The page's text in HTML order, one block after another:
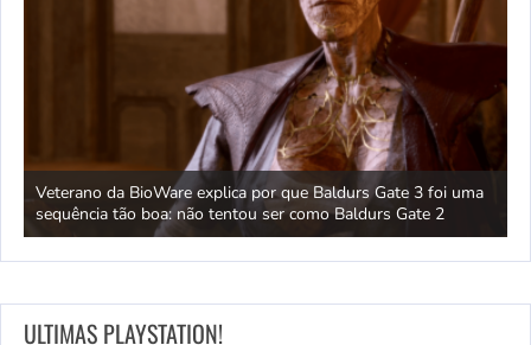
Veterano da BioWare explica por que Baldurs Gate 3 foi uma
sequência tão boa: não tentou ser como Baldurs Gate 2
ULTIMAS PLAYSTATION!